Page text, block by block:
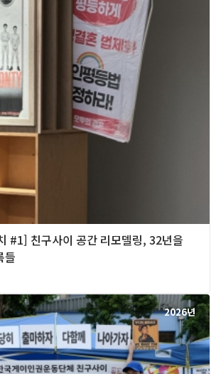
#1] 친구사이 공간 리모델링, 32년을
들
2026년